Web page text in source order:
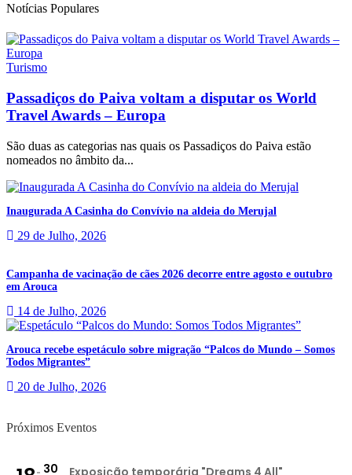
Notícias Populares
Turismo
Passadiços do Paiva voltam a disputar os World
Travel Awards – Europa
São duas as categorias nas quais os Passadiços do Paiva estão
nomeados no âmbito da...
Inaugurada A Casinha do Convívio na aldeia do Merujal
29 de Julho, 2026
Campanha de vacinação de cães 2026 decorre entre agosto e outubro
em Arouca
14 de Julho, 2026
Arouca recebe espetáculo sobre migração “Palcos do Mundo – Somos
Todos Migrantes”
20 de Julho, 2026
Próximos Eventos
30 Exposição temporária "Dreams 4 All"